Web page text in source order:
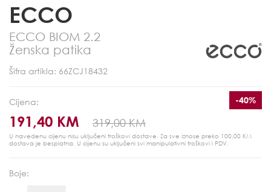
ECCO
ECCO BIOM 2.2
Ženska patika
Šifra artikla: 66ZCJ18432
Cijena:
191,40 KM 319,00 KM
-40%
U navedenu cijenu nisu uključeni troškovi dostave. Za sve iznose preko 100,00 KM
dostava je besplatna. U cijenu su uključeni svi manipulativni troškovi i PDV.
Boje: